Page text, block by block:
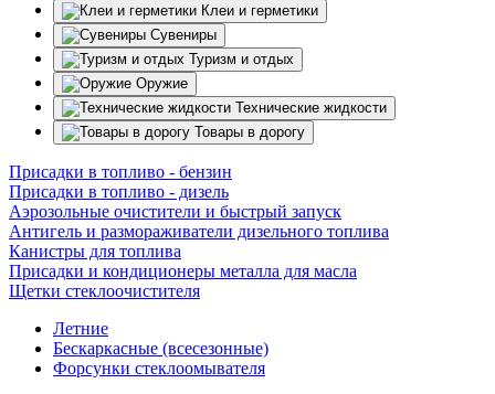
Клеи и герметики
Сувениры
Туризм и отдых
Оружие
Технические жидкости
Товары в дорогу
Присадки в топливо - бензин
Присадки в топливо - дизель
Аэрозольные очистители и быстрый запуск
Антигель и размораживатели дизельного топлива
Канистры для топлива
Присадки и кондиционеры металла для масла
Щетки стеклоочистителя
Летние
Бескаркасные (всесезонные)
Форсунки стеклоомывателя